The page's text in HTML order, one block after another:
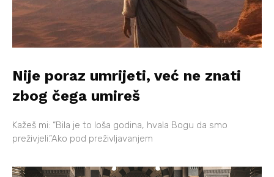
Nije poraz umrijeti, već ne znati
zbog čega umireš
Kažeš mi: “Bila je to loša godina, hvala Bogu da smo
preživjeli.”Ako pod preživljavanjem